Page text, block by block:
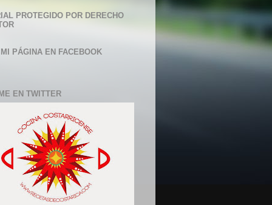
PROTEGIDO POR DERECHO
PÁGINA EN FACEBOOK
EN TWITTER